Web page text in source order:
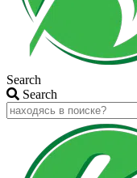
Search
Search